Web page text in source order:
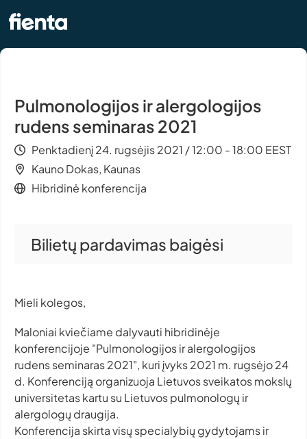
Pulmonologijos ir alergologijos
rudens seminaras 2021
Penktadienį 24. rugsėjis 2021 / 12:00 - 18:00 EEST
Kauno Dokas, Kaunas
Hibridinė konferencija
Bilietų pardavimas baigėsi
Mieli kolegos,
Maloniai kviečiame dalyvauti hibridinėje
konferencijoje "Pulmonologijos ir alergologijos
rudens seminaras 2021", kuri įvyks 2021 m. rugsėjo 24
d. Konferenciją organizuoja Lietuvos sveikatos mokslų
universitetas kartu su Lietuvos pulmonologų ir
alergologų draugija.
Konferencija skirta visų specialybių gydytojams ir